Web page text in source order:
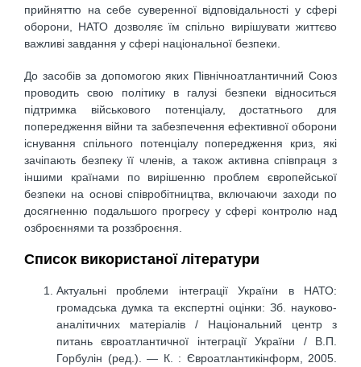
прийняттю на себе суверенної відповідальності у сфері
оборони, НАТО дозволяє їм спільно вирішувати життєво
важливі завдання у сфері національної безпеки.
До засобів за допомогою яких Північноатлантичний Союз
проводить свою політику в галузі безпеки відноситься
підтримка військового потенціалу, достатнього для
попередження війни та забезпечення ефективної оборони
існування спільного потенціалу попередження криз, які
зачіпають безпеку її членів, а також активна співпраця з
іншими країнами по вирішенню проблем європейської
безпеки на основі співробітництва, включаючи заходи по
досягненню подальшого прогресу у сфері контролю над
озброєннями та роззброєння.
Список використаної літератури
Актуальні проблеми інтеграції України в НАТО:
громадська думка та експертні оцінки: Зб. науково-
аналітичних матеріалів / Національний центр з
питань євроатлантичної інтеграції України / В.П.
Горбулін (ред.). — К. : Євроатлантикінформ, 2005.